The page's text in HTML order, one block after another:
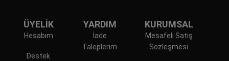
ÜYELİK
Hesabım
Destek
YARDIM
İade
Taleplerim
KURUMSAL
Mesafeli Satış
Sözleşmesi